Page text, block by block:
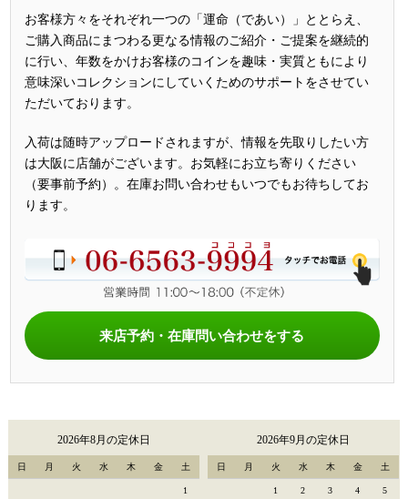
お客様方々をそれぞれ一つの「運命（であい）」ととらえ、
ご購入商品にまつわる更なる情報のご紹介・ご提案を継続的
に行い、年数をかけお客様のコインを趣味・実質ともにより
意味深いコレクションにしていくためのサポートをさせてい
ただいております。
入荷は随時アップロードされますが、情報を先取りしたい方
は大阪に店舗がございます。お気軽にお立ち寄りください
（要事前予約）。在庫お問い合わせもいつでもお待ちしてお
ります。
来店予約・在庫問い合わせをする
2026年8月の定休日
日 月 火 水 木 金 土
1
2026年9月の定休日
日 月 火 水 木 金 土
1 2 3 4 5